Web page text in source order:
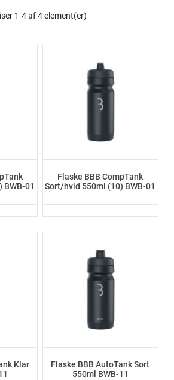
1-4 af 4 element(er)
BWB-01
Flaske BBB CompTank
Sort/hvid 550ml (10) BWB-01
Klar
Flaske BBB AutoTank Sort
550ml BWB-11